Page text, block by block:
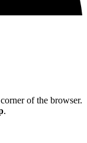
of the browser.
.